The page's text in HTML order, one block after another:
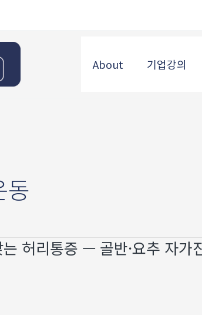
About 기업강의
동
허리통증 — 골반·요추 자가